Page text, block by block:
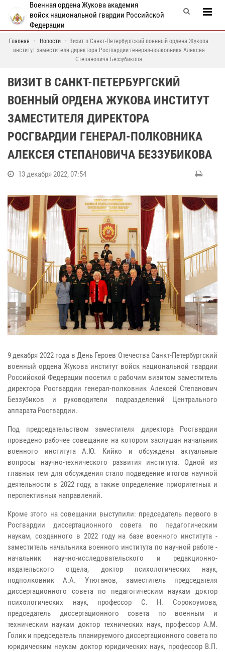
Военная ордена Жукова академия
войск национальной гвардии Российской
Федерации
Главная Новости
Визит в Санкт-Петербургский военный ордена Жукова
институт заместителя директора Росгвардии генерал-полковника Алексея
Степановича Беззубикова
ВИЗИТ В САНКТ-ПЕТЕРБУРГСКИЙ
ВОЕННЫЙ ОРДЕНА ЖУКОВА ИНСТИТУТ
ЗАМЕСТИТЕЛЯ ДИРЕКТОРА
РОСГВАРДИИ ГЕНЕРАЛ-ПОЛКОВНИКА
АЛЕКСЕЯ СТЕПАНОВИЧА БЕЗЗУБИКОВА
13 декабря 2022, 07:54
9 декабря 2022 года в День Героев Отечества Санкт-Петербургский
военный ордена Жукова институт войск национальной гвардии
Российской Федерации посетил с рабочим визитом заместитель
директора Росгвардии генерал-полковник Алексей Степанович
Беззубиков и руководители подразделений Центрального
аппарата Росгвардии.
Под председательством заместителя директора Росгвардии
проведено рабочее совещание на котором заслушан начальник
военного института А.Ю. Кийко и обсуждены актуальные
вопросы научно-технического развития института. Одной из
главных тем для обсуждения стало подведение итогов научной
деятельности в 2022 году, а также определение приоритетных и
перспективных направлений.
Кроме этого на совещании выступили: председатель первого в
Росгвардии диссертационного совета по педагогическим
наукам, созданного в 2022 году на базе военного института -
заместитель начальника военного института по научной работе -
начальник научно-исследовательского и редакционно-
издательского отдела, доктор психологических наук,
подполковник А.А. Утюганов, заместитель председателя
диссертационного совета по педагогическим наукам доктор
психологических наук, профессор С. Н. Сорокоумова,
председатель диссертационного совета по военным и
техническим наукам доктор технических наук, профессор А.М.
Голик и председатель планируемого диссертационного совета по
юридическим наукам доктор юридических наук, профессор В.П.